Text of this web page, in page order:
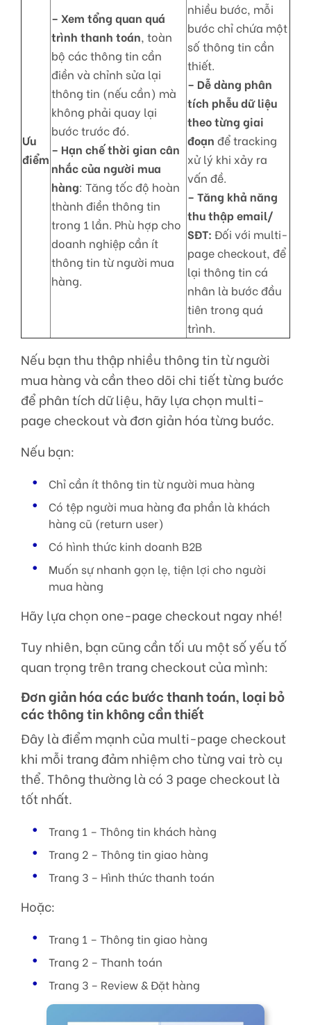
Ưu
điểm
– Xem tổng quan quá
trình thanh toán, toàn
bộ các thông tin cần
điền và chỉnh sửa lại
thông tin (nếu cần) mà
không phải quay lại
bước trước đó.
– Hạn chế thời gian cân
nhắc của người mua
hàng: Tăng tốc độ hoàn
thành điền thông tin
trong 1 lần. Phù hợp cho
doanh nghiệp cần ít
thông tin từ người mua
hàng.
nhiều bước, mỗi
bước chỉ chứa một
số thông tin cần
thiết.
– Dễ dàng phân
tích phễu dữ liệu
theo từng giai
đoạn để tracking
xử lý khi xảy ra
vấn đề.
– Tăng khả năng
thu thập email/
SĐT: Đối với multi-
page checkout, để
lại thông tin cá
nhân là bước đầu
tiên trong quá
trình.
Nếu bạn thu thập nhiều thông tin từ người
mua hàng và cần theo dõi chi tiết từng bước
để phân tích dữ liệu, hãy lựa chọn multi-
page checkout và đơn giản hóa từng bước.
Nếu bạn:
Chỉ cần ít thông tin từ người mua hàng
Có tệp người mua hàng đa phần là khách
hàng cũ (return user)
Có hình thức kinh doanh B2B
Muốn sự nhanh gọn lẹ, tiện lợi cho người
mua hàng
Hãy lựa chọn one-page checkout ngay nhé!
Tuy nhiên, bạn cũng cần tối ưu một số yếu tố
quan trọng trên trang checkout của mình:
Đơn giản hóa các bước thanh toán, loại bỏ
các thông tin không cần thiết
Đây là điểm mạnh của multi-page checkout
khi mỗi trang đảm nhiệm cho từng vai trò cụ
thể. Thông thường là có 3 page checkout là
tốt nhất.
Trang 1 – Thông tin khách hàng
Trang 2 – Thông tin giao hàng
Trang 3 – Hình thức thanh toán
Hoặc:
Trang 1 – Thông tin giao hàng
Trang 2 – Thanh toán
Trang 3 – Review & Đặt hàng